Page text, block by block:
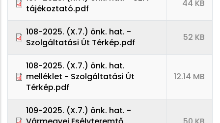
tájékoztató.pdf
44 KB
108-2025. (X.7.) önk. hat. -
Szolgáltatási Út Térkép.pdf
52 KB
108-2025. (X.7.) önk. hat.
melléklet - Szolgáltatási Út
Térkép.pdf
12.14 MB
109-2025. (X.7.) önk. hat. -